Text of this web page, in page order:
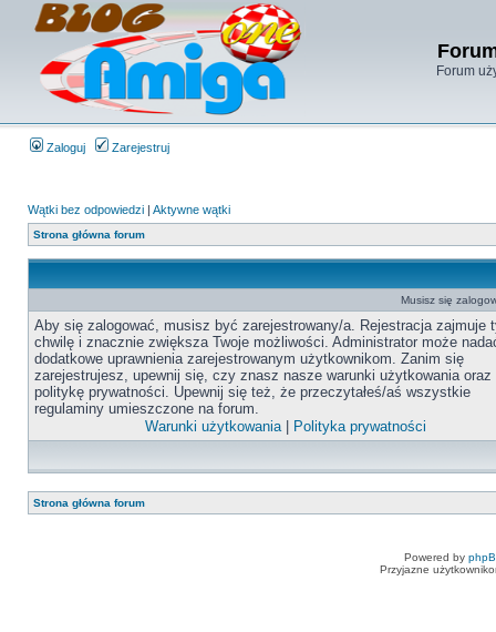
Forum
Zaloguj Zarejestruj
Wątki bez odpowiedzi | Aktywne wątki
Strona główna forum
Musisz się
Aby się zalogować, musisz być zarejestrowany/a. Rejestracja zajmuje
chwilę i znacznie zwiększa Twoje możliwości. Administrator może
dodatkowe uprawnienia zarejestrowanym użytkownikom. Zanim się
zarejestrujesz, upewnij się, czy znasz nasze warunki użytkowania oraz
politykę prywatności. Upewnij się też, że przeczytałeś/aś wszystkie
regulaminy umieszczone na forum.
Warunki użytkowania| Polityka prywatności
Strona główna forum
Powered by
Przyjazne